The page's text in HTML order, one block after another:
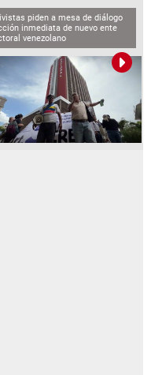
piden a mesa de diálogo
inmediata de nuevo ente
venezolano